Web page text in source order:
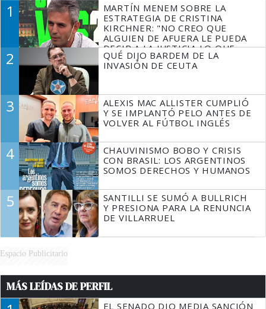
1
MARTÍN MENEM SOBRE LA
ESTRATEGIA DE CRISTINA
KIRCHNER: "NO CREO QUE
ALGUIEN DE AFUERA LE PUEDA
DECIR A LA JUSTICIA LO QUE
TIENE QUE HACER"
2
QUÉ DIJO BARDEM DE LA
INVASIÓN DE CEUTA
3
ALEXIS MAC ALLISTER CUMPLIÓ
Y SE IMPLANTÓ PELO ANTES DE
VOLVER AL FÚTBOL INGLÉS
4
CHAUVINISMO BOBO Y CRISIS
CON BRASIL: LOS ARGENTINOS
SOMOS DERECHOS Y HUMANOS
5
SANTILLI SE SUMÓ A BULLRICH
Y PRESIONA PARA LA RENUNCIA
DE VILLARRUEL
Espacio Publicitario
MÁS LEÍDAS DE PERFIL
EL SENADO DIO MEDIA SANCIÓN